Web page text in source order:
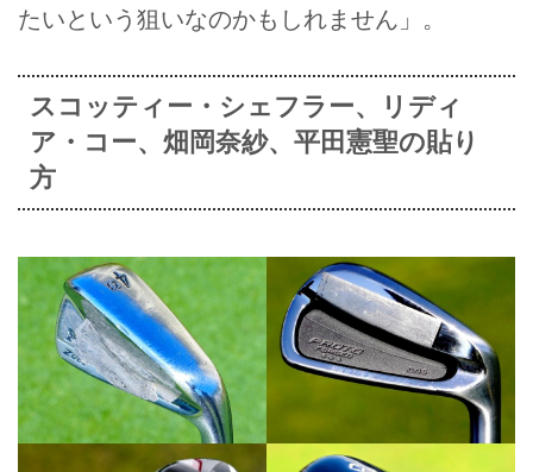
たいという狙いなのかもしれません」。
スコッティー・シェフラー、リディ
ア・コー、畑岡奈紗、平田憲聖の貼り
方